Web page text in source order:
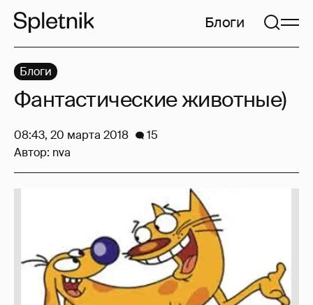
Блоги
Блоги
Фантастические животные)
08:43, 20 марта 2018
15
Автор: nva